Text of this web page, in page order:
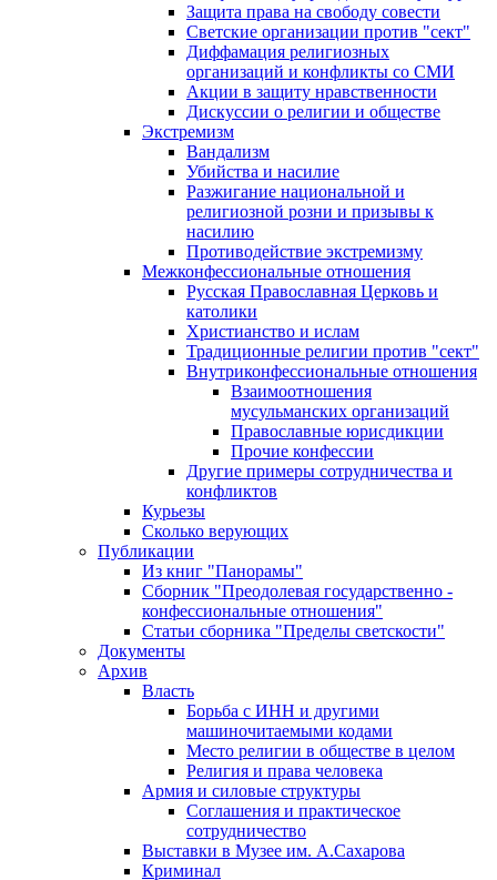
Защита права на свободу совести
Светские организации против "сект"
Диффамация религиозных
организаций и конфликты со СМИ
Акции в защиту нравственности
Дискуссии о религии и обществе
Экстремизм
Вандализм
Убийства и насилие
Разжигание национальной и
религиозной розни и призывы к
насилию
Противодействие экстремизму
Межконфессиональные отношения
Русская Православная Церковь и
католики
Христианство и ислам
Традиционные религии против "сект"
Внутриконфессиональные отношения
Взаимоотношения
мусульманских организаций
Православные юрисдикции
Прочие конфессии
Другие примеры сотрудничества и
конфликтов
Курьезы
Сколько верующих
Публикации
Из книг "Панорамы"
Сборник "Преодолевая государственно -
конфессиональные отношения"
Статьи сборника "Пределы светскости"
Документы
Архив
Власть
Борьба с ИНН и другими
машиночитаемыми кодами
Место религии в обществе в целом
Религия и права человека
Армия и силовые структуры
Соглашения и практическое
сотрудничество
Выставки в Музее им. А.Сахарова
Криминал